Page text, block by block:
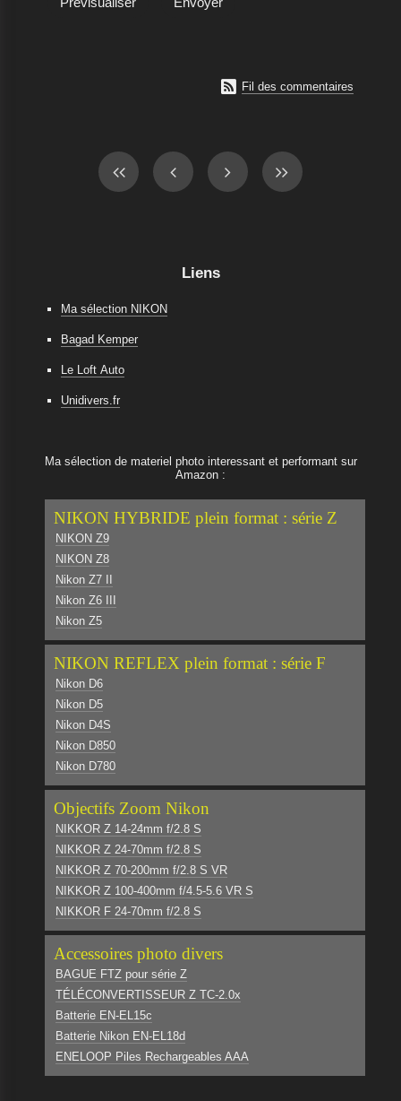
 Fil des commentaires
Liens
Ma sélection NIKON
Bagad Kemper
Le Loft Auto
Unidivers.fr
Ma sélection de materiel photo interessant et performant sur
Amazon :
NIKON HYBRIDE plein format : série Z
NIKON Z9
NIKON Z8
Nikon Z7 II
Nikon Z6 III
Nikon Z5
NIKON REFLEX plein format : série F
Nikon D6
Nikon D5
Nikon D4S
Nikon D850
Nikon D780
Objectifs Zoom Nikon
NIKKOR Z 14-24mm f/2.8 S
NIKKOR Z 24-70mm f/2.8 S
NIKKOR Z 70-200mm f/2.8 S VR
NIKKOR Z 100-400mm f/4.5-5.6 VR S
NIKKOR F 24-70mm f/2.8 S
Accessoires photo divers
BAGUE FTZ pour série Z
TÉLÉCONVERTISSEUR Z TC-2.0x
Batterie EN-EL15c
Batterie Nikon EN-EL18d
ENELOOP Piles Rechargeables AAA